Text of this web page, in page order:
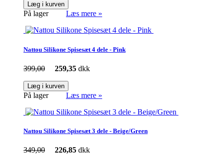
Læg i kurven
På lager Læs mere »
Nattou Silikone Spisesæt 4 dele - Pink
399,00 259,35 dkk
Læg i kurven
På lager Læs mere »
Nattou Silikone Spisesæt 3 dele - Beige/Green
349,00 226,85 dkk